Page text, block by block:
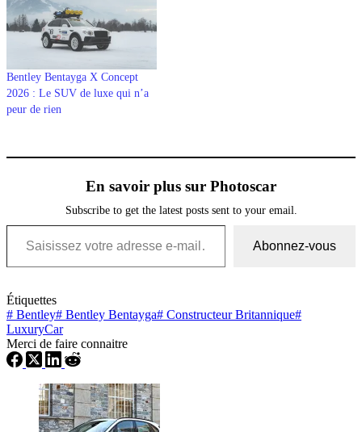
Bentley Bentayga X Concept
2026 : Le SUV de luxe qui n’a
peur de rien
En savoir plus sur Photoscar
Subscribe to get the latest posts sent to your email.
Saisissez votre adresse e-mail…
Abonnez-vous
Étiquettes
# Bentley# Bentley Bentayga# Constructeur Britannique#
LuxuryCar
Merci de faire connaitre